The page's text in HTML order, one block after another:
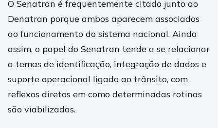
O Senatran é frequentemente citado junto ao
Denatran porque ambos aparecem associados
ao funcionamento do sistema nacional. Ainda
assim, o papel do Senatran tende a se relacionar
a temas de identificação, integração de dados e
suporte operacional ligado ao trânsito, com
reflexos diretos em como determinadas rotinas
são viabilizadas.